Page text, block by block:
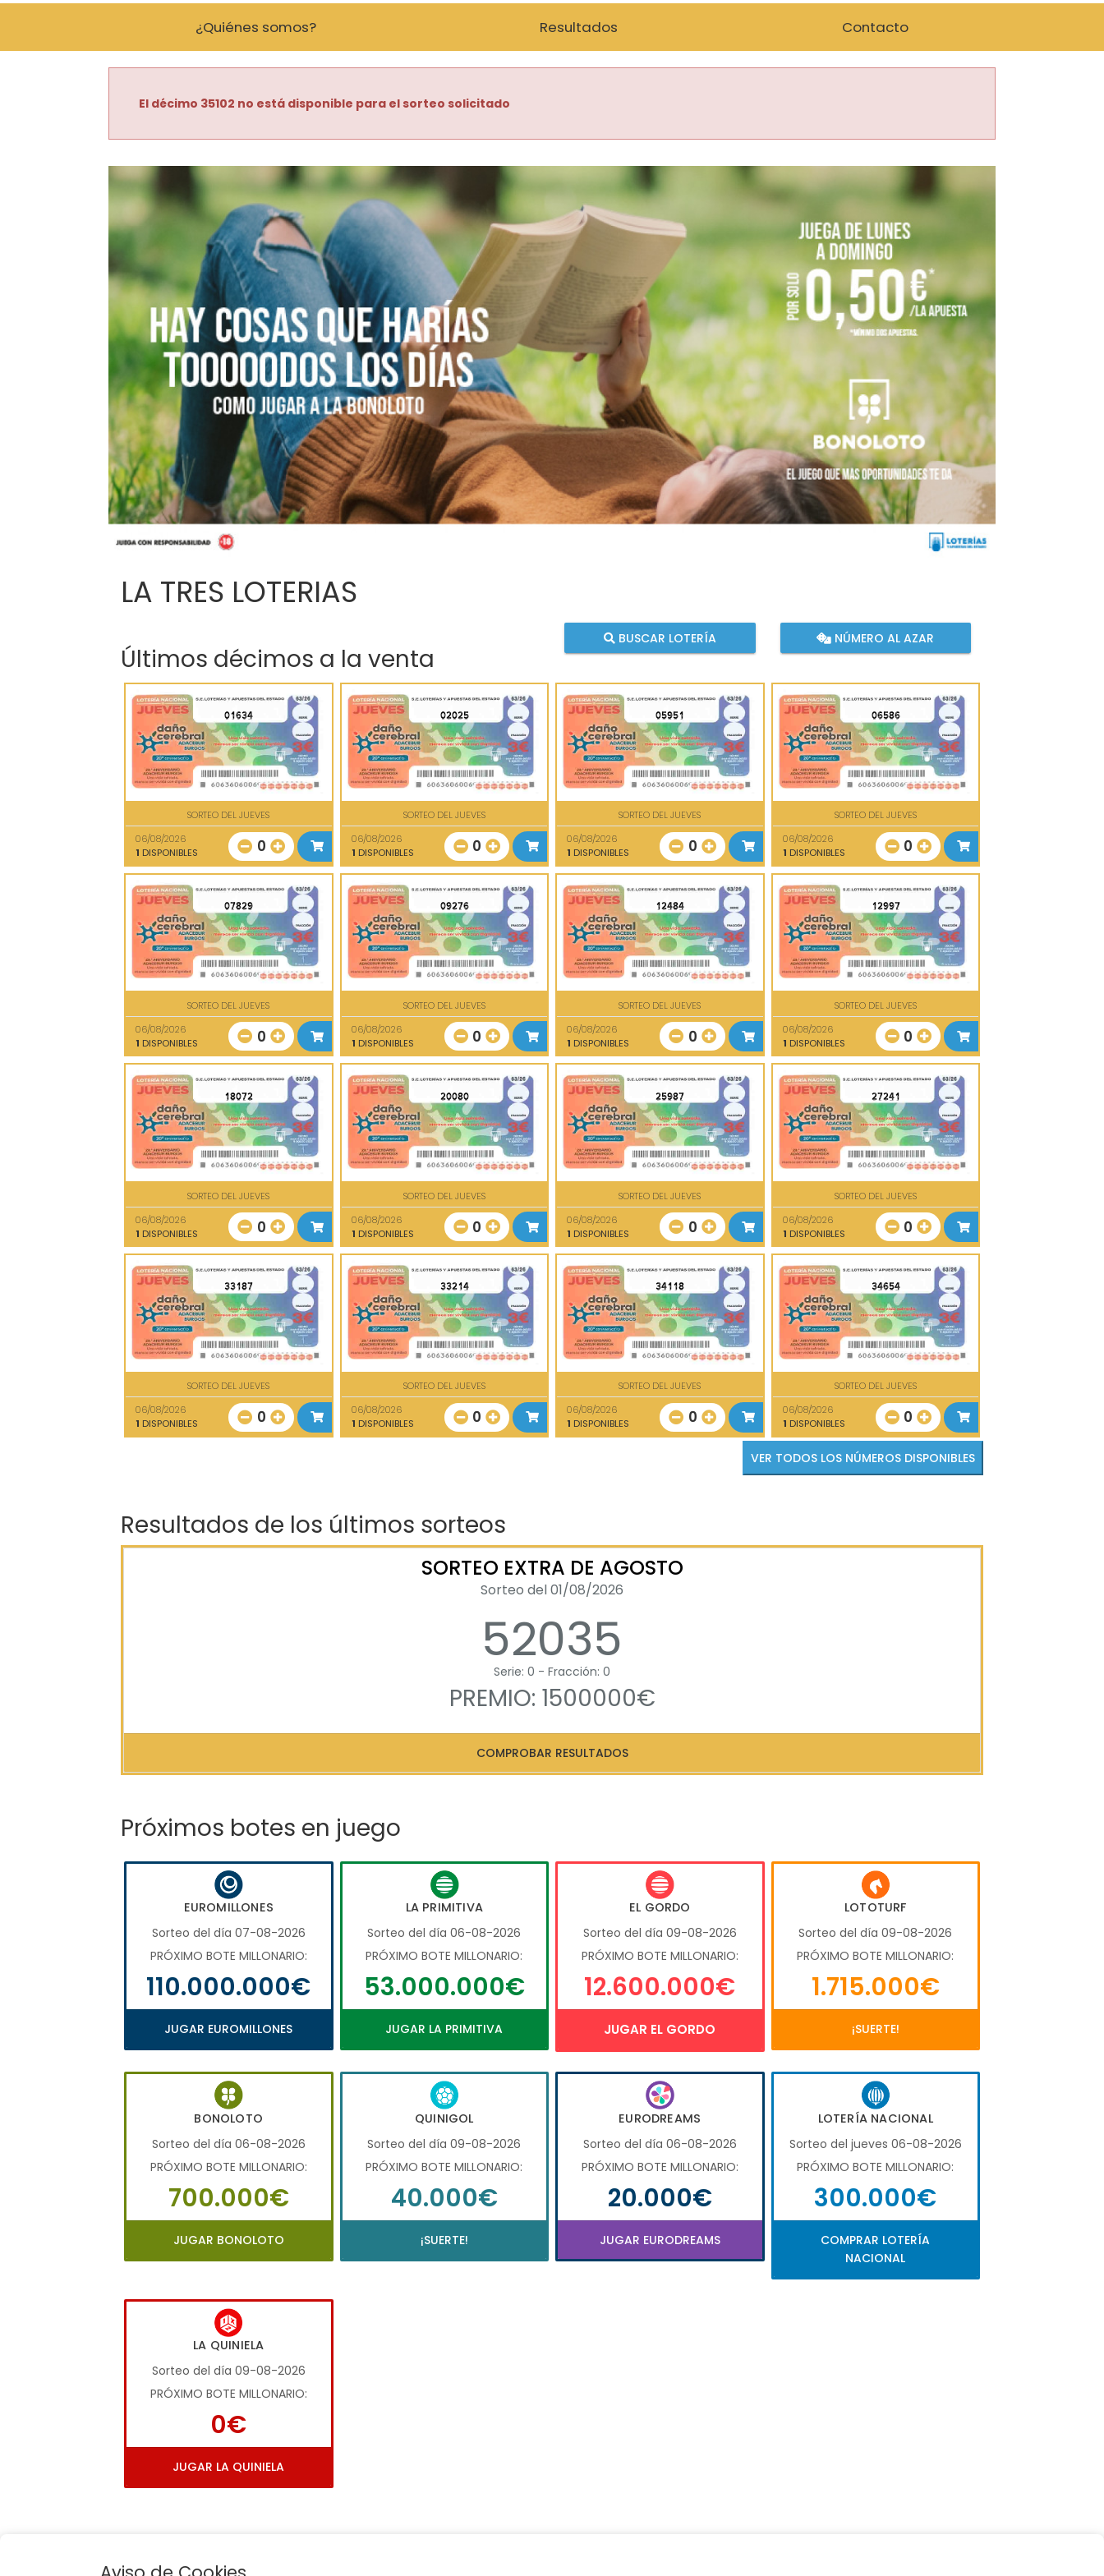
¿Quiénes somos? Resultados Contacto
El décimo 35102 no está disponible para el sorteo solicitado
LA TRES LOTERIAS
Últimos décimos a la venta
BUSCAR LOTERÍA NÚMERO AL AZAR
01634
SORTEO DEL JUEVES
06/08/2026
1 DISPONIBLES 0
02025
SORTEO DEL JUEVES
06/08/2026
1 DISPONIBLES 0
05951
SORTEO DEL JUEVES
06/08/2026
1 DISPONIBLES 0
06586
SORTEO DEL JUEVES
06/08/2026
1 DISPONIBLES 0
07829
SORTEO DEL JUEVES
06/08/2026
1 DISPONIBLES 0
09276
SORTEO DEL JUEVES
06/08/2026
1 DISPONIBLES 0
12484
SORTEO DEL JUEVES
06/08/2026
1 DISPONIBLES 0
12997
SORTEO DEL JUEVES
06/08/2026
1 DISPONIBLES 0
18072
SORTEO DEL JUEVES
06/08/2026
1 DISPONIBLES 0
20080
SORTEO DEL JUEVES
06/08/2026
1 DISPONIBLES 0
25987
SORTEO DEL JUEVES
06/08/2026
1 DISPONIBLES 0
27241
SORTEO DEL JUEVES
06/08/2026
1 DISPONIBLES 0
33187
SORTEO DEL JUEVES
06/08/2026
1 DISPONIBLES 0
33214
SORTEO DEL JUEVES
06/08/2026
1 DISPONIBLES 0
34118
SORTEO DEL JUEVES
06/08/2026
1 DISPONIBLES 0
34654
SORTEO DEL JUEVES
06/08/2026
1 DISPONIBLES 0
VER TODOS LOS NÚMEROS DISPONIBLES
Resultados de los últimos sorteos
SORTEO EXTRA DE AGOSTO
Sorteo del 01/08/2026
52035
Serie: 0 - Fracción: 0
PREMIO: 1500000€
COMPROBAR RESULTADOS
Próximos botes en juego
EUROMILLONES
Sorteo del día 07-08-2026
PRÓXIMO BOTE MILLONARIO:
110.000.000€
JUGAR EUROMILLONES
LA PRIMITIVA
Sorteo del día 06-08-2026
PRÓXIMO BOTE MILLONARIO:
53.000.000€
JUGAR LA PRIMITIVA
EL GORDO
Sorteo del día 09-08-2026
PRÓXIMO BOTE MILLONARIO:
12.600.000€
JUGAR EL GORDO
LOTOTURF
Sorteo del día 09-08-2026
PRÓXIMO BOTE MILLONARIO:
1.715.000€
¡SUERTE!
BONOLOTO
Sorteo del día 06-08-2026
PRÓXIMO BOTE MILLONARIO:
700.000€
JUGAR BONOLOTO
QUINIGOL
Sorteo del día 09-08-2026
PRÓXIMO BOTE MILLONARIO:
40.000€
¡SUERTE!
EURODREAMS
Sorteo del día 06-08-2026
PRÓXIMO BOTE MILLONARIO:
20.000€
JUGAR EURODREAMS
LOTERÍA NACIONAL
Sorteo del jueves 06-08-2026
PRÓXIMO BOTE MILLONARIO:
300.000€
COMPRAR LOTERÍA
NACIONAL
LA QUINIELA
Sorteo del día 09-08-2026
PRÓXIMO BOTE MILLONARIO:
0€
JUGAR LA QUINIELA